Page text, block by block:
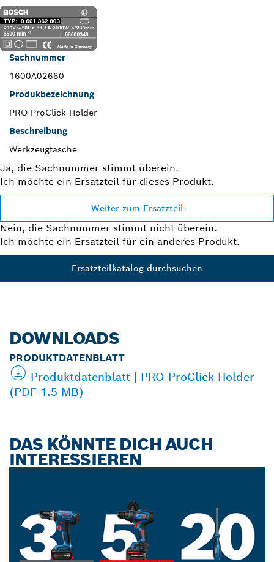
Sachnummer
1600A02660
Produkbezeichnung
PRO ProClick Holder
Beschreibung
Werkzeugtasche
Ja, die Sachnummer stimmt überein.
Ich möchte ein Ersatzteil für dieses Produkt.
Weiter zum Ersatzteil
Nein, die Sachnummer stimmt nicht überein.
Ich möchte ein Ersatzteil für ein anderes Produkt.
Ersatzteilkatalog durchsuchen
DOWNLOADS
PRODUKTDATENBLATT
Produktdatenblatt | PRO ProClick Holder
(PDF 1.5 MB)
DAS KÖNNTE DICH AUCH
INTERESSIEREN